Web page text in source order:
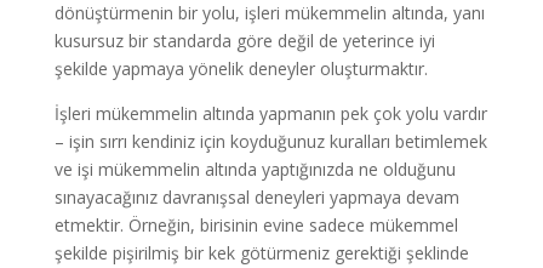
dönüştürmenin bir yolu, işleri mükemmelin altında, yanı
kusursuz bir standarda göre değil de yeterince iyi
şekilde yapmaya yönelik deneyler oluşturmaktır.
İşleri mükemmelin altında yapmanın pek çok yolu vardır
– işin sırrı kendiniz için koyduğunuz kuralları betimlemek
ve işi mükemmelin altında yaptığınızda ne olduğunu
sınayacağınız davranışsal deneyleri yapmaya devam
etmektir. Örneğin, birisinin evine sadece mükemmel
şekilde pişirilmiş bir kek götürmeniz gerektiği şeklinde